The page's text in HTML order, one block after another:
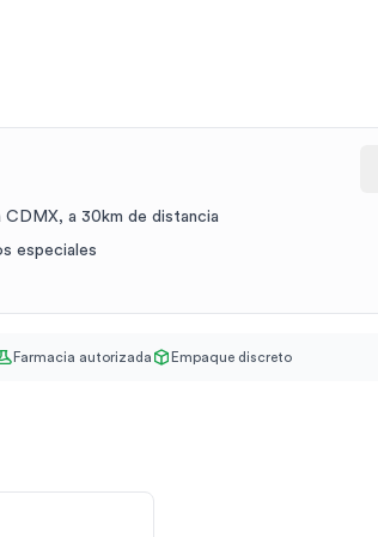
CDMX, a 30km de distancia
especiales
Farmacia autorizada Empaque discreto